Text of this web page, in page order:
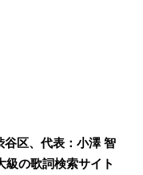
谷区、代表：小澤 智
級の歌詞検索サイト